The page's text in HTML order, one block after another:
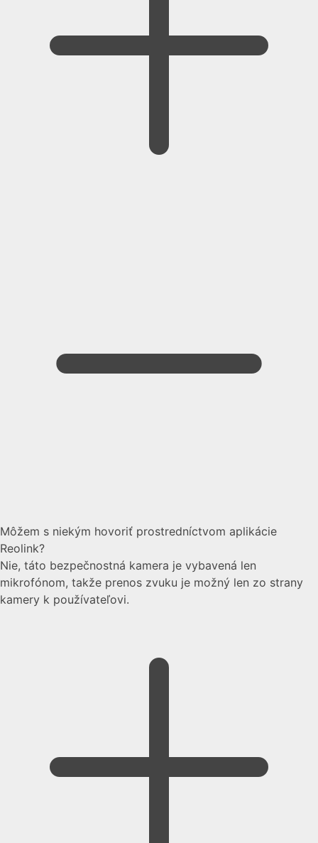
Môžem s niekým hovoriť prostredníctvom aplikácie
Reolink?
Nie, táto bezpečnostná kamera je vybavená len
mikrofónom, takže prenos zvuku je možný len zo strany
kamery k používateľovi.